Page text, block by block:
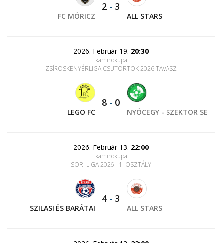
FC MÓRICZ
2 - 3
ALL STARS
2026. Február 19. 20:30
kaminokupa
ZSÍROSKENYÉRLIGA CSÜTÖRTÖK 2026 TAVASZ
LEGO FC
8 - 0
NYÓCEGY - SZEKTOR SE
2026. Február 13. 22:00
kaminokupa
SORI LIGA 2026 - 1. OSZTÁLY
SZILASI ÉS BARÁTAI
4- 3
ALL STARS